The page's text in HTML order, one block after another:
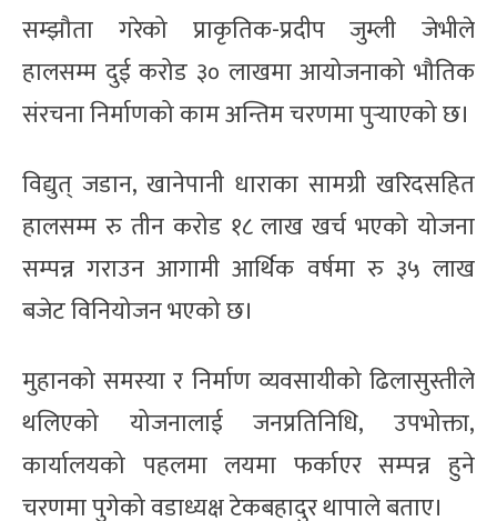
सम्झौता गरेको प्राकृतिक-प्रदीप जुम्ली जेभीले
हालसम्म दुई करोड ३० लाखमा आयोजनाको भौतिक
संरचना निर्माणको काम अन्तिम चरणमा पुर्‍याएको छ।
विद्युत् जडान, खानेपानी धाराका सामग्री खरिदसहित
हालसम्म रु तीन करोड १८ लाख खर्च भएको योजना
सम्पन्न गराउन आगामी आर्थिक वर्षमा रु ३५ लाख
बजेट विनियोजन भएको छ।
मुहानको समस्या र निर्माण व्यवसायीको ढिलासुस्तीले
थलिएको योजनालाई जनप्रतिनिधि, उपभोक्ता,
कार्यालयको पहलमा लयमा फर्काएर सम्पन्न हुने
चरणमा पुगेको वडाध्यक्ष टेकबहादुर थापाले बताए।